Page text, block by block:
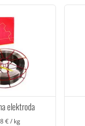
elektroda
€ / kg